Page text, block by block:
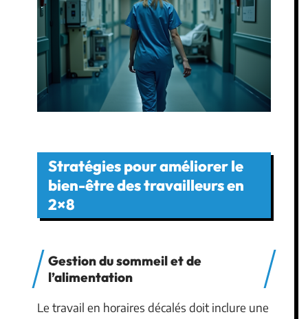
Stratégies pour améliorer le
bien-être des travailleurs en
2×8
Gestion du sommeil et de
l’alimentation
Le travail en horaires décalés doit inclure une